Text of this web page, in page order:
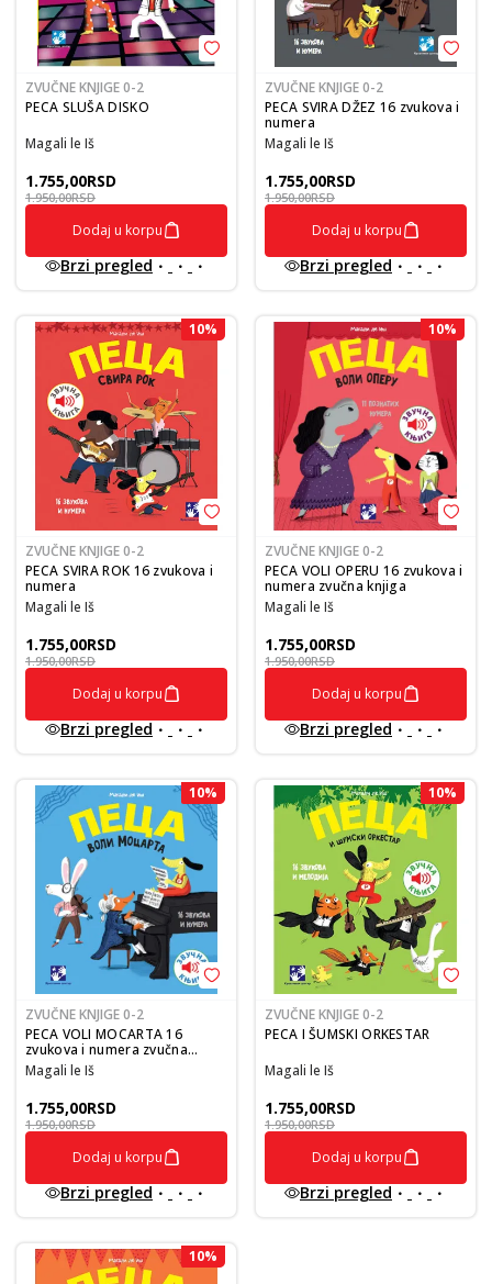
ZVUČNE KNJIGE 0-2
PECA SLUŠA DISKO
Magali le Iš
1.755,00RSD
1.950,00RSD
Dodaj u korpu
Brzi pregled
ZVUČNE KNJIGE 0-2
PECA SVIRA DŽEZ 16 zvukova i
numera
Magali le Iš
1.755,00RSD
1.950,00RSD
Dodaj u korpu
Brzi pregled
10%
ZVUČNE KNJIGE 0-2
PECA SVIRA ROK 16 zvukova i
numera
Magali le Iš
1.755,00RSD
1.950,00RSD
Dodaj u korpu
Brzi pregled
10%
ZVUČNE KNJIGE 0-2
PECA VOLI OPERU 16 zvukova i
numera zvučna knjiga
Magali le Iš
1.755,00RSD
1.950,00RSD
Dodaj u korpu
Brzi pregled
10%
ZVUČNE KNJIGE 0-2
PECA VOLI MOCARTA 16
zvukova i numera zvučna
knjiga
Magali le Iš
1.755,00RSD
1.950,00RSD
Dodaj u korpu
Brzi pregled
10%
ZVUČNE KNJIGE 0-2
PECA I ŠUMSKI ORKESTAR
Magali le Iš
1.755,00RSD
1.950,00RSD
Dodaj u korpu
Brzi pregled
10%